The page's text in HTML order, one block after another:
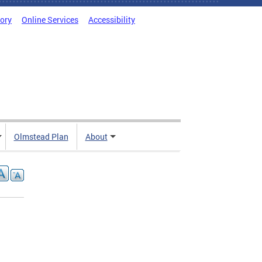
Online Services Accessibility
Olmstead Plan About